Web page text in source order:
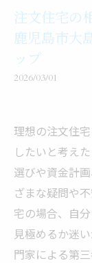
注文住宅の
鹿児島市大
ップ
2026/03/01
理想の注文住
したいと考え
選びや資金計
ざまな疑問や
宅の場合、自
見極めるか迷
門家による第